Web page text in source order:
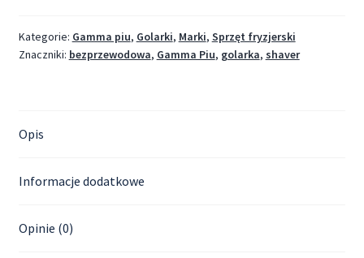
Kategorie: Gamma piu, Golarki, Marki, Sprzęt fryzjerski
Znaczniki: bezprzewodowa, Gamma Piu, golarka, shaver
Opis
Informacje dodatkowe
Opinie (0)